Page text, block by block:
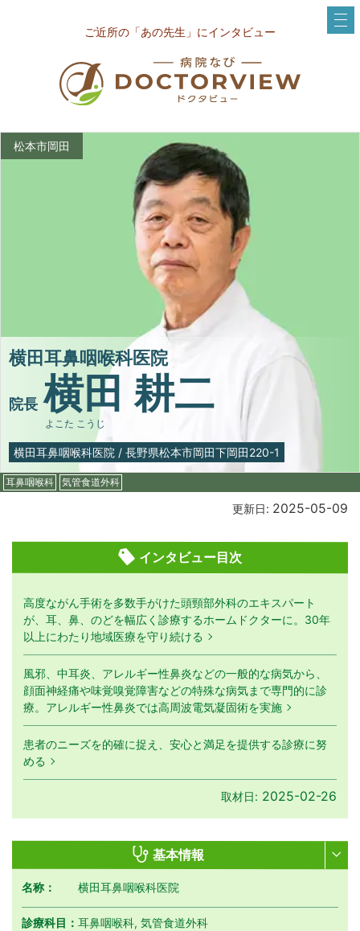
ご近所の「あの先生」にインタビュー
松本市岡田
横田耳鼻咽喉科医院
院長 横田 耕二
よこた こうじ
横田耳鼻咽喉科医院 / 長野県松本市岡田下岡田220-1
耳鼻咽喉科 気管食道外科
更新日: 2025-05-09
インタビュー目次
高度ながん手術を多数手がけた頭頸部外科のエキスパート
が、耳、鼻、のどを幅広く診療するホームドクターに。30年
以上にわたり地域医療を守り続ける
風邪、中耳炎、アレルギー性鼻炎などの一般的な病気から、
顔面神経痛や味覚嗅覚障害などの特殊な病気まで専門的に診
療。アレルギー性鼻炎では高周波電気凝固術を実施
患者のニーズを的確に捉え、安心と満足を提供する診療に努
める
取材日: 2025-02-26
基本情報
名称： 横田耳鼻咽喉科医院
診療科目：耳鼻咽喉科, 気管食道外科